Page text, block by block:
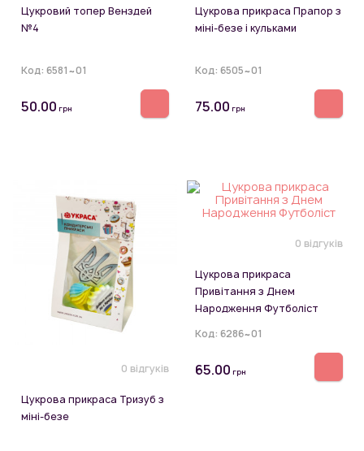
Цукровий топер Венздей
№4
Код: 6581~01
50.00 грн
Цукрова прикраса Прапор з
міні-безе і кульками
Код: 6505~01
75.00 грн
0 відгуків
Цукрова прикраса Тризуб з
міні-безе
0 відгуків
Цукрова прикраса
Привітання з Днем
Народження Футболіст
Код: 6286~01
65.00 грн